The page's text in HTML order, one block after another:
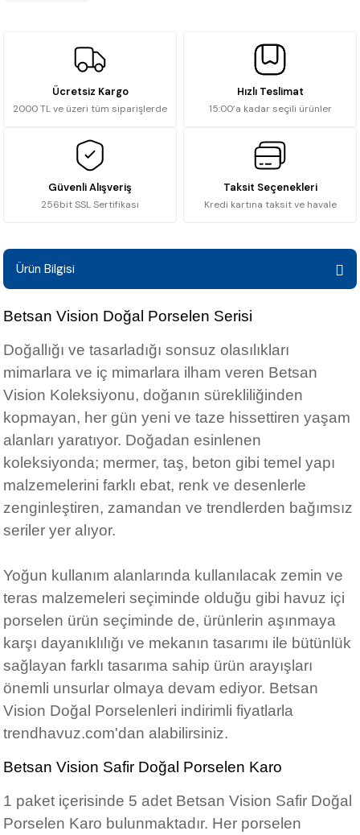
Ücretsiz Kargo
2000 TL ve üzeri tüm siparişlerde
Hızlı Teslimat
15:00’a kadar seçili ürünler
Güvenli Alışveriş
256bit SSL Sertifikası
Taksit Seçenekleri
Kredi kartına taksit ve havale
Ürün Bilgisi
Betsan Vision Doğal Porselen Serisi
Doğallığı ve tasarladığı sonsuz olasılıkları
mimarlara ve iç mimarlara ilham veren Betsan
Vision Koleksiyonu, doğanın sürekliliğinden
kopmayan, her gün yeni ve taze hissettiren yaşam
alanları yaratıyor. Doğadan esinlenen
koleksiyonda; mermer, taş, beton gibi temel yapı
malzemelerini farklı ebat, renk ve desenlerle
zenginleştiren, zamandan ve trendlerden bağımsız
seriler yer alıyor.
Yoğun kullanım alanlarında kullanılacak zemin ve
teras malzemeleri seçiminde olduğu gibi havuz içi
porselen ürün seçiminde de, ürünlerin aşınmaya
karşı dayanıklılığı ve mekanın tasarımı ile bütünlük
sağlayan farklı tasarıma sahip ürün arayışları
önemli unsurlar olmaya devam ediyor. Betsan
Vision Doğal Porselenleri indirimli fiyatlarla
trendhavuz.com'dan alabilirsiniz.
Betsan Vision Safir Doğal Porselen Karo
1 paket içerisinde 5 adet Betsan Vision Safir Doğal
Porselen Karo bulunmaktadır. Her porselen